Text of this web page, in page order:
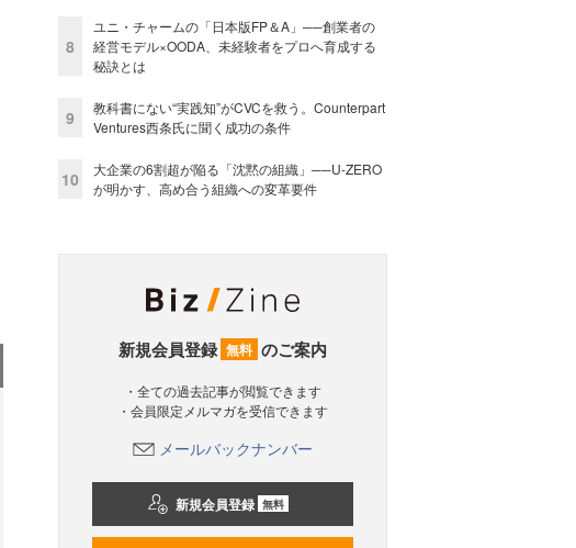
8
ユニ・チャームの「日本版FP＆A」──創業者の
経営モデル×OODA、未経験者をプロへ育成する
秘訣とは
9
教科書にない“実践知”がCVCを救う。Counterpart
Ventures西条氏に聞く成功の条件
10
大企業の6割超が陥る「沈黙の組織」──U-ZERO
が明かす、高め合う組織への変革要件
新規会員登録 無料 のご案内
・全ての過去記事が閲覧できます
・会員限定メルマガを受信できます
メールバックナンバー
新規会員登録 無料